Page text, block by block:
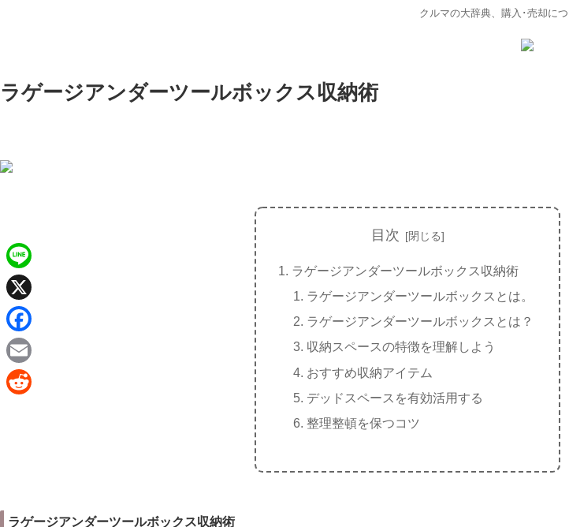
クルマの大辞典、購入･売却につ
ラゲージアンダーツールボックス収納術
目次
ラゲージアンダーツールボックス収納術
ラゲージアンダーツールボックスとは。
ラゲージアンダーツールボックスとは？
収納スペースの特徴を理解しよう
おすすめ収納アイテム
デッドスペースを有効活用する
整理整頓を保つコツ
ラゲージアンダーツールボックス収納術
L
n
e
X
F
a
c
k
E